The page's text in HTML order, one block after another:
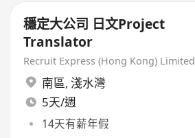
穩定大公司 日文Project
Translator
Recruit Express (Hong Kong) Limited
南區, 淺水灣
5天/週
14天有薪年假